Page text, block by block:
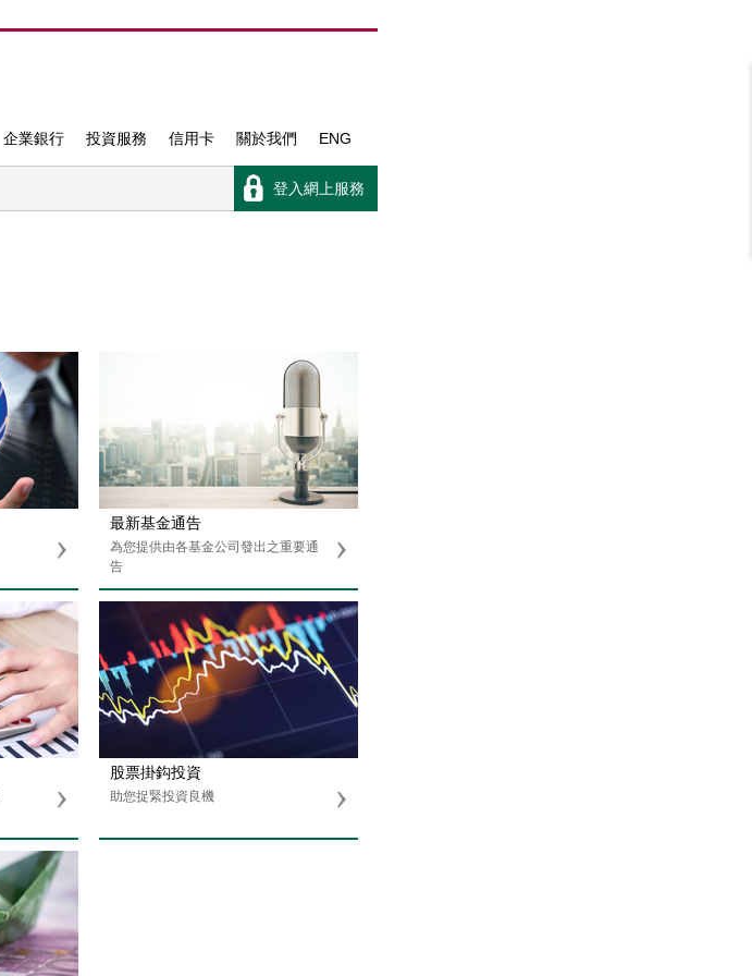
企業銀行 投資服務 信用卡 關於我們 ENG
登入網上服務
最新基金通告
為您提供由各基金公司發出之重要通
告
股票掛鈎投資
助您捉緊投資良機